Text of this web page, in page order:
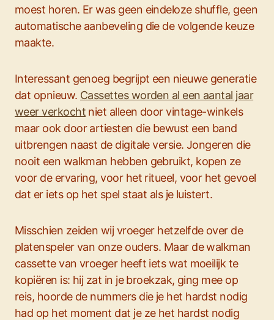
moest horen. Er was geen eindeloze shuffle, geen
automatische aanbeveling die de volgende keuze
maakte.
Interessant genoeg begrijpt een nieuwe generatie
dat opnieuw. Cassettes worden al een aantal jaar
weer verkochtniet alleen door vintage-winkels
maar ook door artiesten die bewust een band
uitbrengen naast de digitale versie. Jongeren die
nooit een walkman hebben gebruikt, kopen ze
voor de ervaring, voor het ritueel, voor het gevoel
dat er iets op het spel staat als je luistert.
Misschien zeiden wij vroeger hetzelfde over de
platenspeler van onze ouders. Maar de walkman
cassette van vroeger heeft iets wat moeilijk te
kopiëren is: hij zat in je broekzak, ging mee op
reis, hoorde de nummers die je het hardst nodig
had op het moment dat je ze het hardst nodig